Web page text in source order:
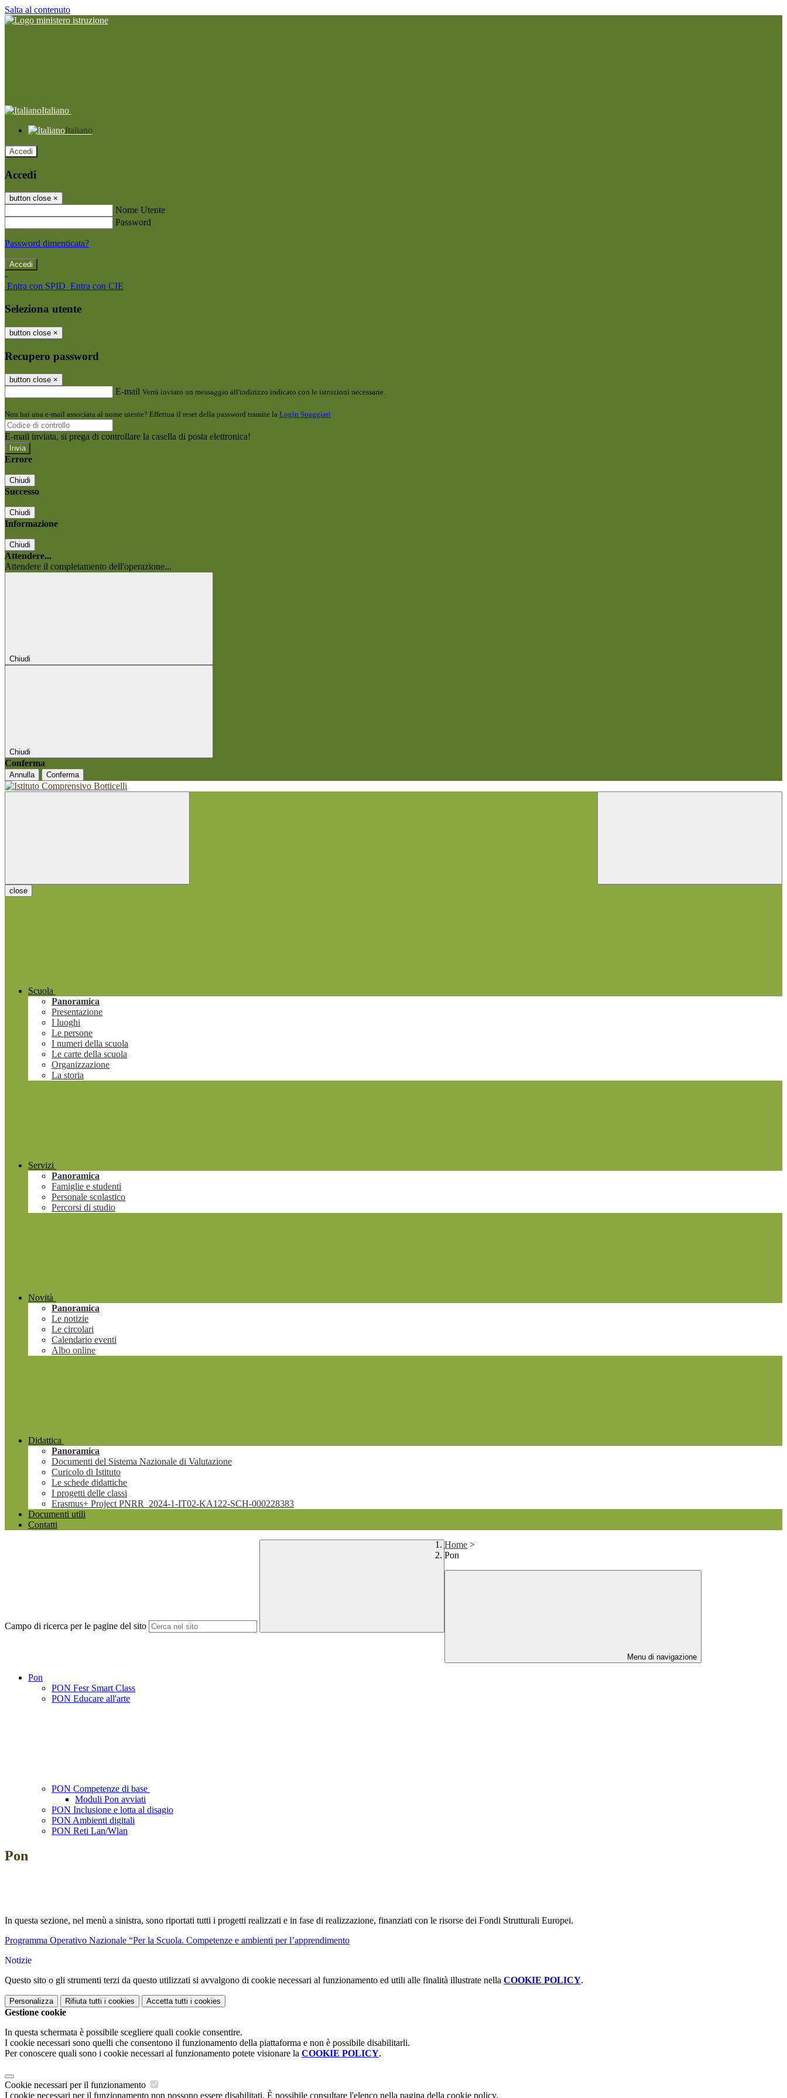
Salta al contenuto
Italiano
Italiano
Accedi
Accedi
button close ×
Nome Utente
Password
Password dimenticata?
-
Entra con SPID Entra con CIE
Seleziona utente
button close ×
Recupero password
button close ×
E-mail Verrà inviato un messaggio all'indirizzo indicato con le istruzioni necessarie.
Non hai una e-mail associata al nome utente? Effettua il reset della password tramite la Login Spaggiari
E-mail inviata, si prega di controllare la casella di posta elettronica!
Errore
Chiudi
Successo
Chiudi
Informazione
Chiudi
Attendere...
Attendere il completamento dell'operazione...
Chiudi
Chiudi
Conferma
Annulla Conferma
close
Scuola
Panoramica
Presentazione
I luoghi
Le persone
I numeri della scuola
Le carte della scuola
Organizzazione
La storia
Servizi
Panoramica
Famiglie e studenti
Personale scolastico
Percorsi di studio
Novità
Panoramica
Le notizie
Le circolari
Calendario eventi
Albo online
Didattica
Panoramica
Documenti del Sistema Nazionale di Valutazione
Curicolo di Istituto
Le schede didattiche
I progetti delle classi
Erasmus+ Project PNRR_2024-1-IT02-KA122-SCH-000228383
Documenti utili
Contatti
Campo di ricerca per le pagine del sito
Home >
Pon
Menu di navigazione
Pon
PON Fesr Smart Class
PON Educare all'arte
PON Competenze di base
Moduli Pon avviati
PON Inclusione e lotta al disagio
PON Ambienti digitali
PON Reti Lan/Wlan
Pon
In questa sezione, nel menù a sinistra, sono riportati tutti i progetti realizzati e in fase di realizzazione, finanziati con le risorse dei Fondi Strutturali Europei.
Programma Operativo Nazionale “Per la Scuola. Competenze e ambienti per l’apprendimento
Notizie
Questo sito o gli strumenti terzi da questo utilizzati si avvalgono di cookie necessari al funzionamento ed utili alle finalità illustrate nella COOKIE POLICY.
Personalizza Rifiuta tutti i cookies Accetta tutti i cookies
Gestione cookie
In questa schermata è possibile scegliere quali cookie consentire.
I cookie necessari sono quelli che consentono il funzionamento della piattaforma e non è possibile disabilitarli.
Per conoscere quali sono i cookie necessari al funzionamento potete visionare la COOKIE POLICY.
Cookie necessari per il funzionamento
I cookie necessari per il funzionamento non possono essere disabilitati. È possibile consultare l'elenco nella pagina della cookie policy.